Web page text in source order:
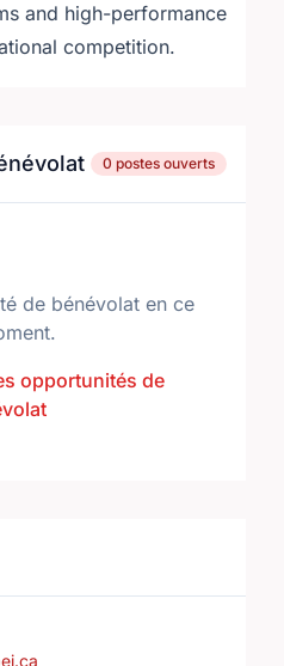
and high-performance
competition.
0 postes ouverts
de bénévolat en ce
opportunités de